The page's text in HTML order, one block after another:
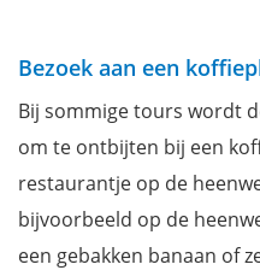
Bezoek aan een
Bij sommige tours wordt
om te ontbijten bij een
restaurantje op de
bijvoorbeeld op de
een gebakken banaan of